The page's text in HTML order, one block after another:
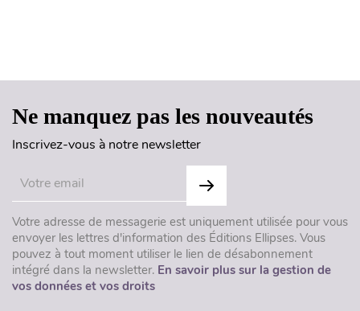
Ne manquez pas les nouveautés
Inscrivez-vous à notre newsletter
Votre adresse de messagerie est uniquement utilisée pour vous
envoyer les lettres d'information des Éditions Ellipses. Vous
pouvez à tout moment utiliser le lien de désabonnement
intégré dans la newsletter. En savoir plus sur la gestion de
vos données et vos droits